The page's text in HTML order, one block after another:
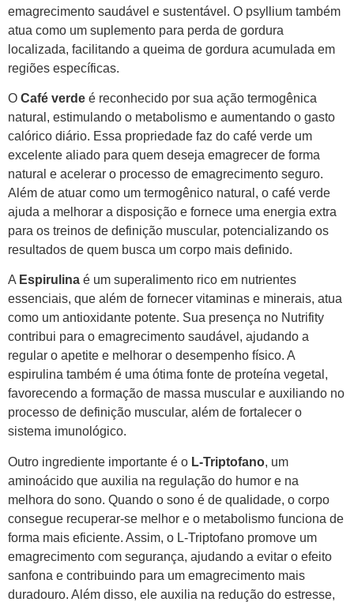
emagrecimento saudável e sustentável. O psyllium também
atua como um suplemento para perda de gordura
localizada, facilitando a queima de gordura acumulada em
regiões específicas.
O Café verde é reconhecido por sua ação termogênica
natural, estimulando o metabolismo e aumentando o gasto
calórico diário. Essa propriedade faz do café verde um
excelente aliado para quem deseja emagrecer de forma
natural e acelerar o processo de emagrecimento seguro.
Além de atuar como um termogênico natural, o café verde
ajuda a melhorar a disposição e fornece uma energia extra
para os treinos de definição muscular, potencializando os
resultados de quem busca um corpo mais definido.
A Espirulina é um superalimento rico em nutrientes
essenciais, que além de fornecer vitaminas e minerais, atua
como um antioxidante potente. Sua presença no Nutrifity
contribui para o emagrecimento saudável, ajudando a
regular o apetite e melhorar o desempenho físico. A
espirulina também é uma ótima fonte de proteína vegetal,
favorecendo a formação de massa muscular e auxiliando no
processo de definição muscular, além de fortalecer o
sistema imunológico.
Outro ingrediente importante é o L-Triptofano, um
aminoácido que auxilia na regulação do humor e na
melhora do sono. Quando o sono é de qualidade, o corpo
consegue recuperar-se melhor e o metabolismo funciona de
forma mais eficiente. Assim, o L-Triptofano promove um
emagrecimento com segurança, ajudando a evitar o efeito
sanfona e contribuindo para um emagrecimento mais
duradouro. Além disso, ele auxilia na redução do estresse,